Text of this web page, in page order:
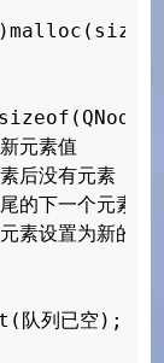
素值
没有元素
一个元素设置
置为新的队
列已空);